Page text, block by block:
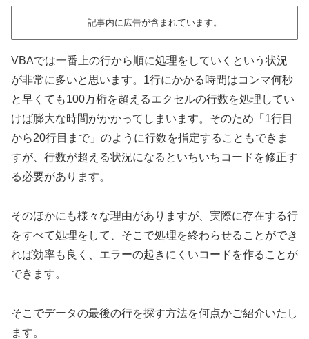
記事内に広告が含まれています。
VBAでは一番上の行から順に処理をしていくという状況
が非常に多いと思います。1行にかかる時間はコンマ何秒
と早くても100万桁を超えるエクセルの行数を処理してい
けば膨大な時間がかかってしまいます。そのため「1行目
から20行目まで」のように行数を指定することもできま
すが、行数が超える状況になるといちいちコードを修正す
る必要があります。
そのほかにも様々な理由がありますが、実際に存在する行
をすべて処理をして、そこで処理を終わらせることができ
れば効率も良く、エラーの起きにくいコードを作ることが
できます。
そこでデータの最後の行を探す方法を何点かご紹介いたし
ます。